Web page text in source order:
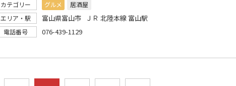
カテゴリー グルメ
居酒屋
エリア・駅
富山県富山市 ＪＲ 北陸本線 富山駅
電話番号 076-439-1129